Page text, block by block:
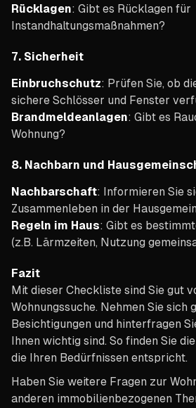
Rücklagen: Gibt es Rücklagen für
Instandhaltungsmaßnahmen?
7. Sicherheit
Einbruchschutz: Prüfen Sie, ob
sichere Schlösser und Fenster
Brandmeldeanlagen: Gibt es
Wohnung?
8. Nachbarn und
Nachbarschaft: Informieren Sie
Zusammenleben in der
Regeln im Haus: Gibt es
(z.B. Lärmzeiten, Nutzung
Fazit
Mit dieser Checkliste sind Sie gut
Wohnungssuche. Nehmen Sie sich
Besichtigungen und hinterfragen
Ihnen wichtig sind. So finden Sie
die Ihren Bedürfnissen entspricht.
Haben Sie weitere Fragen zur
anderen immobilienbezogenen